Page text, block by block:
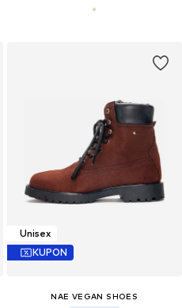
Unisex
KUPON
NAE VEGAN SHOES